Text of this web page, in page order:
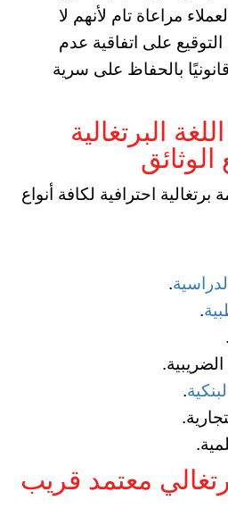
مراعاة تام لأنهم لا
على اتفاقية عدم
بالحفاظ على سرية
البرتغالية
برتغالية احترافية لكافة أنواع
.
.
.
.
معتمد قريب